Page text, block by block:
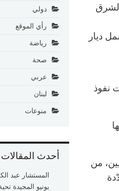
الشرق
ديار
نفوذ
من
دولي
رأي الموقع
رياضة
صحة
عربي
لبنان
منوعات
أحدث المقالات
يونيو المجيدة